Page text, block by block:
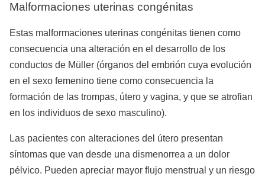
Malformaciones uterinas congénitas
Estas malformaciones uterinas congénitas tienen como
consecuencia una alteración en el desarrollo de los
conductos de Müller (órganos del embrión cuya evolución
en el sexo femenino tiene como consecuencia la
formación de las trompas, útero y vagina, y que se atrofian
en los individuos de sexo masculino).
Las pacientes con alteraciones del útero presentan
síntomas que van desde una dismenorrea a un dolor
pélvico. Pueden apreciar mayor flujo menstrual y un riesgo